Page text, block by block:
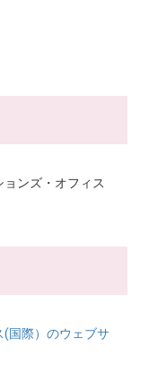
ンズ・オフィス
(国際）のウェブサ